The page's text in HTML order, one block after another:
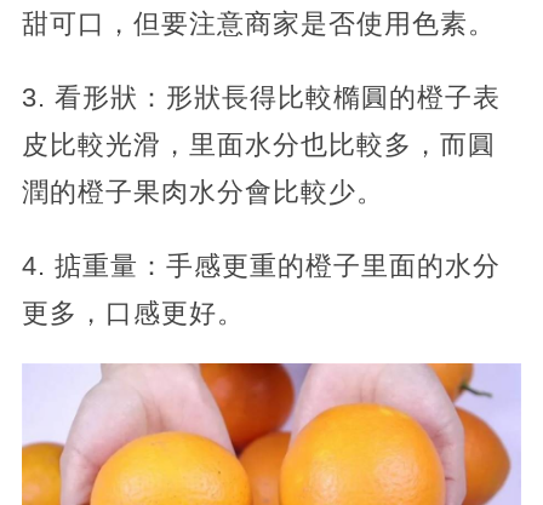
甜可口，但要注意商家是否使用色素。
3. 看形狀：形狀長得比較橢圓的橙子表
皮比較光滑，里面水分也比較多，而圓
潤的橙子果肉水分會比較少。
4. 掂重量：手感更重的橙子里面的水分
更多，口感更好。